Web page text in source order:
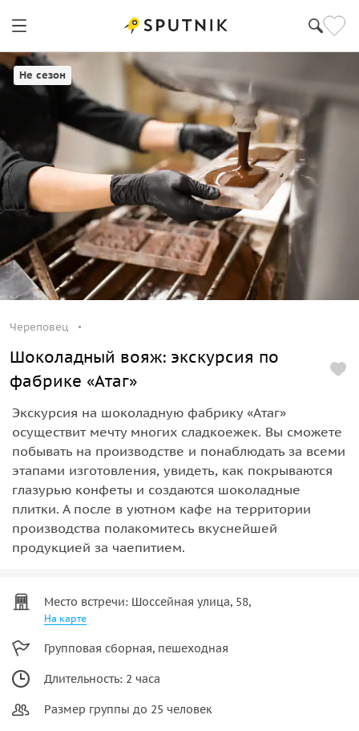
Не сезон
Череповец
Шоколадный вояж: экскурсия по
фабрике «Атаг»
Экскурсия на шоколадную фабрику «Атаг»
осуществит мечту многих сладкоежек. Вы сможете
побывать на производстве и понаблюдать за всеми
этапами изготовления, увидеть, как покрываются
глазурью конфеты и создаются шоколадные
плитки. А после в уютном кафе на территории
производства полакомитесь вкуснейшей
продукцией за чаепитием.
Место встречи: Шоссейная улица, 58,
На карте
Групповая сборная, пешеходная
Длительность: 2 часа
Размер группы до 25 человек